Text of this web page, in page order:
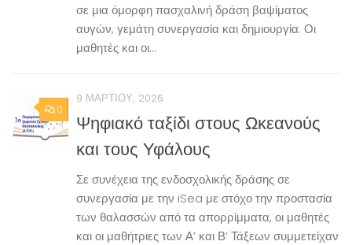
σε μια όμορφη πασχαλινή δράση βαψίματος
αυγών, γεμάτη συνεργασία και δημιουργία. Οι
μαθητές και οι...
0
9 ΜΑΡΤΊΟΥ, 2026
Ψηφιακό ταξίδι στους Ωκεανούς
και τους Υφάλους
Σε συνέχεια της ενδοσχολικής δράσης σε
συνεργασία με την iSea με στόχο την προστασία
των θαλασσών από τα απορρίμματα, οι μαθητές
και οι μαθήτριες των Α’ και Β’ Τάξεων συμμετείχαν